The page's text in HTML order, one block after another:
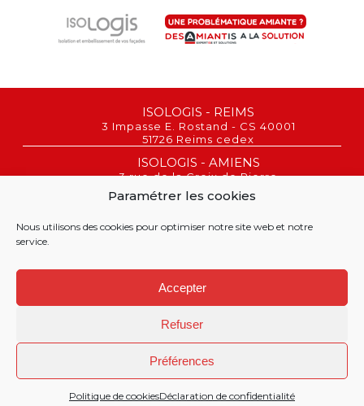
Paramétrer les cookies
Nous utilisons des cookies pour optimiser notre site web et notre
service.
Accepter
Refuser
Préférences
Politique de cookiesDéclaration de confidentialité
ISOLOGIS - REIMS
3 Impasse E. Rostand - CS 40001
51726 Reims cedex
ISOLOGIS - AMIENS
3 rue de la Croix de Pierre
80080 Amiens
AMIENS : 03 26 22 43 03
©
Mentions légales
Politique de confidentialité
Politique de cookies (UE)